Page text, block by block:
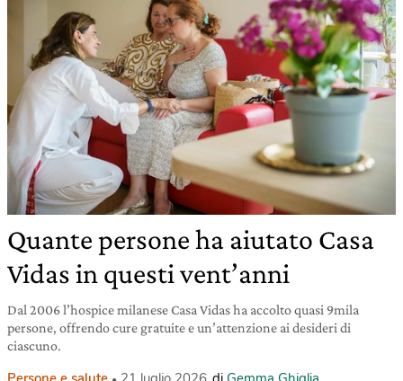
Quante persone ha aiutato Casa
Vidas in questi vent’anni
Dal 2006 l’hospice milanese Casa Vidas ha accolto quasi 9mila
persone, offrendo cure gratuite e un’attenzione ai desideri di
ciascuno.